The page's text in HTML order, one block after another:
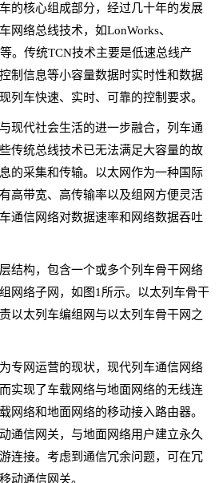
的核心组成部分，经过几十年的发展
网络总线技术，如LonWorks、
。传统TCN技术主要是低速总线产
制信息等小容量数据时实时性和数据
列车快速、实时、可靠的控制要求。
现代社会生活的进一步融合，列车通
传统总线技术已无法满足大容量的故
的采集和传输。以太网作为一种国际
高带宽、高传输率以及组网方便灵活
通信网络对数据速率和网络数据吞吐
结构，包含一个或多个列车骨干网络
网络子网，如图1所示。以太列车骨干
以太列车编组网与以太列车骨干网之
专网运营的现状，现代列车通信网络
实现了车载网络与地面网络的无线连
网络和地面网络的移动接入路由器。
通信网关，与地面网络用户建立永久
连接。考虑到通信冗余问题，可在冗
动通信网关。